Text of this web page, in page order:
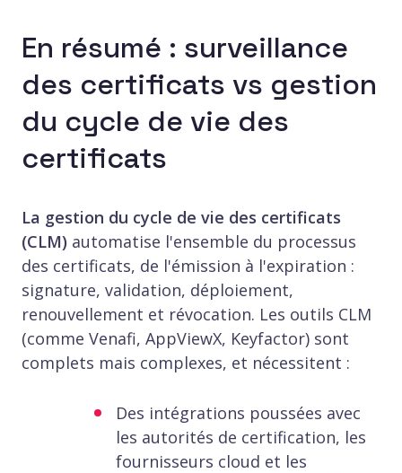
En résumé : surveillance
des certificats vs gestion
du cycle de vie des
certificats
La gestion du cycle de vie des certificats
(CLM) automatise l'ensemble du processus
des certificats, de l'émission à l'expiration :
signature, validation, déploiement,
renouvellement et révocation. Les outils CLM
(comme Venafi, AppViewX, Keyfactor) sont
complets mais complexes, et nécessitent :
Des intégrations poussées avec
les autorités de certification, les
fournisseurs cloud et les